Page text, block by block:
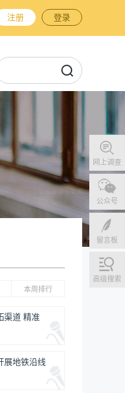
注册 登录
网上调查
公众号
留言板
高级搜索
本周排行
渠道 精准
展地铁沿线